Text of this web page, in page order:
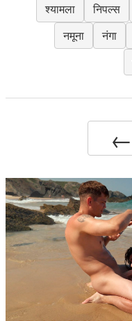
श्यामला निपल्स
नमूना
नंगा
←